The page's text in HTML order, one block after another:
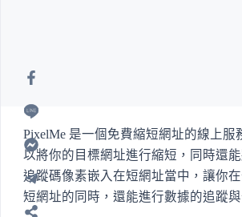
PixelMe 是一個免費縮短網址的線上服
以將你的目標網址進行縮短，同時還
追蹤碼像素嵌入在短網址當中，讓你
短網址的同時，還能進行數據的追蹤與